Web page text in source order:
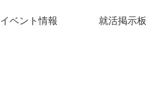
イベント情報 就活掲示板